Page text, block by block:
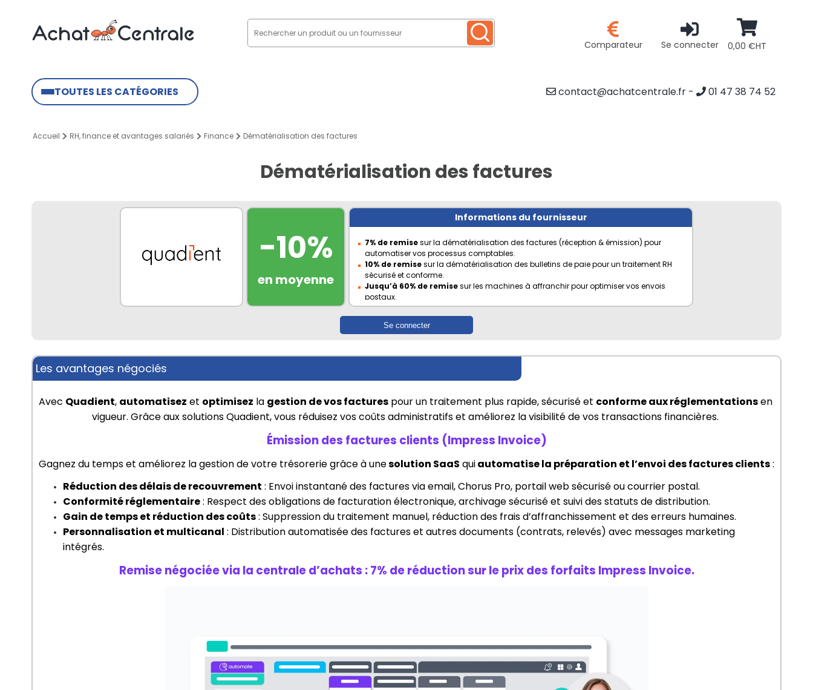
Comparateur Se connecter 0,00 €HT
TOUTES LES CATÉGORIES contact@achatcentrale.fr - 01 47 38 74 52
Accueil RH, finance et avantages salariés Finance Dématérialisation des factures
Dématérialisation des factures
-10%
en moyenne
Informations du fournisseur
7% de remisesur la dématérialisation des factures (réception & émission) pour
automatiser vos processus comptables.
10% de remisesur la dématérialisation des bulletins de paie pour un traitement RH
sécurisé et conforme.
Jusqu’à 60% de remisesur les machines à affranchir pour optimiser vos envois
postaux.
Solution tout-en-un: facturation électronique, gestion du courrier et automatisation
des documents avec une interface intuitive.
Se connecter
Les avantages négociés
Avec Quadient, automatisez et optimisez la gestion de vos factures pour un traitement plus rapide, sécurisé et conforme aux réglementations en
vigueur. Grâce aux solutions Quadient, vous réduisez vos coûts administratifs et améliorez la visibilité de vos transactions financières.
Émission des factures clients (Impress Invoice)
Gagnez du temps et améliorez la gestion de votre trésorerie grâce à une solution SaaS qui automatise la préparation et l’envoi des factures clients :
Réduction des délais de recouvrement : Envoi instantané des factures via email, Chorus Pro, portail web sécurisé ou courrier postal.
Conformité réglementaire : Respect des obligations de facturation électronique, archivage sécurisé et suivi des statuts de distribution.
Gain de temps et réduction des coûts : Suppression du traitement manuel, réduction des frais d’affranchissement et des erreurs humaines.
Personnalisation et multicanal : Distribution automatisée des factures et autres documents (contrats, relevés) avec messages marketing
intégrés.
Remise négociée via la centrale d’achats : 7% de réduction sur le prix des forfaits Impress Invoice.